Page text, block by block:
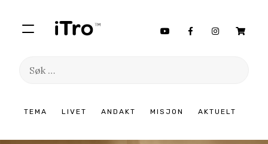
TEMA LIVET ANDAKT MISJON AKTUELT
Søk
innhold